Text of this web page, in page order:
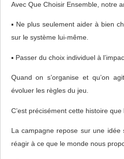
Avec Que Choisir Ensemble, notre
▪ Ne plus seulement aider à bien
sur le système lui-même.
▪ Passer du choix individuel à
Quand on s’organise et qu’on
évoluer les règles du jeu.
C’est précisément cette histoire que
La campagne repose sur une idée
réagir à ce que le monde nous